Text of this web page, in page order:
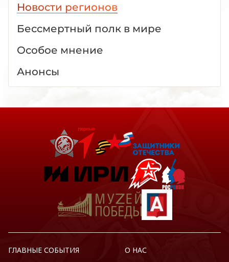
Новости регионов
Бессмертный полк в мире
Особое мнение
Анонсы
ГЛАВНЫЕ СОБЫТИЯ О НАС